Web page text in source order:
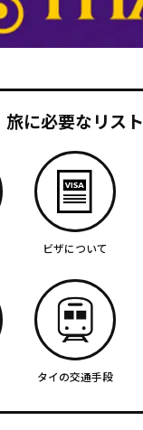
旅に必要なリスト
ビザについて
タイの交通手段